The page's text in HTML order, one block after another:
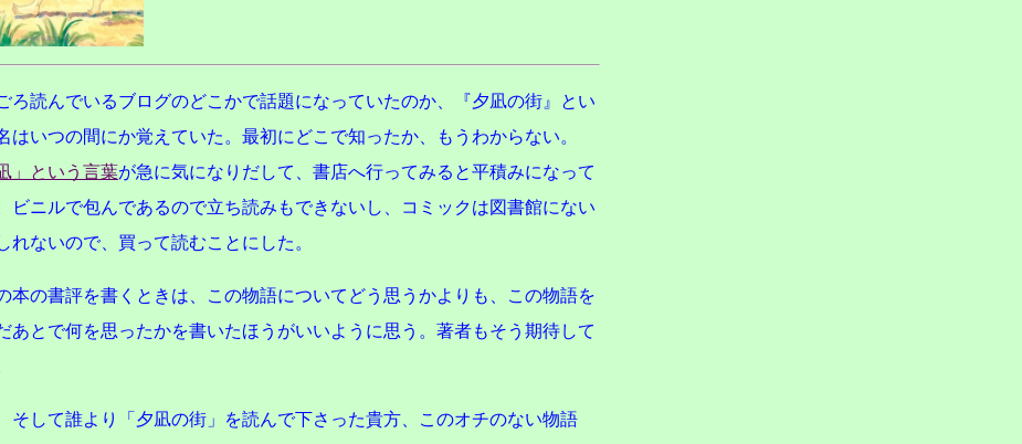
ろ読んでいるブログのどこかで話題になっていたのか、『夕凪の街』とい
はいつの間にか覚えていた。最初にどこで知ったか、もうわからない。
」という言葉が急に気になりだして、書店へ行ってみると平積みになって
ビニルで包んであるので立ち読みもできないし、コミックは図書館にない
れないので、買って読むことにした。
本の書評を書くときは、この物語についてどう思うかよりも、この物語を
あとで何を思ったかを書いたほうがいいように思う。著者もそう期待して
そして誰より「夕凪の街」を読んで下さった貴方、このオチのない物語